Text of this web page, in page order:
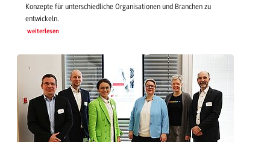
Konzepte für unterschiedliche Organisationen und Branchen zu
entwickeln.
weiterlesen